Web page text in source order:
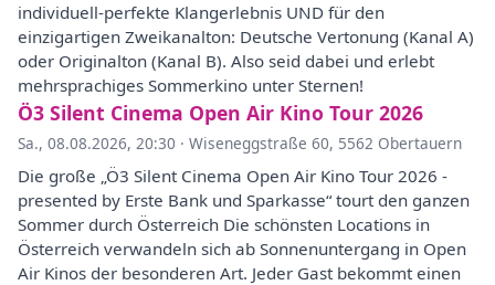
individuell-perfekte Klangerlebnis UND für den
einzigartigen Zweikanalton: Deutsche Vertonung (Kanal A)
oder Originalton (Kanal B). Also seid dabei und erlebt
mehrsprachiges Sommerkino unter Sternen!
Ö3 Silent Cinema Open Air Kino Tour 2026
Sa., 08.08.2026, 20:30 · Wiseneggstraße 60, 5562 Obertauern
Die große „Ö3 Silent Cinema Open Air Kino Tour 2026 -
presented by Erste Bank und Sparkasse“ tourt den ganzen
Sommer durch Österreich Die schönsten Locations in
Österreich verwandeln sich ab Sonnenuntergang in Open
Air Kinos der besonderen Art. Jeder Gast bekommt einen